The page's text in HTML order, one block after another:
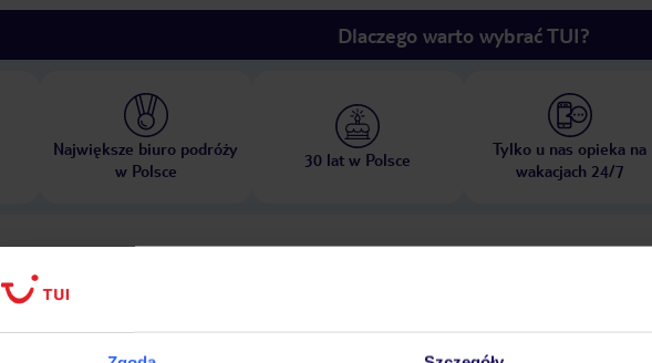
Dlaczego warto wybrać TUI?
Największe biuro podróży
w Polsce
30 lat w Polsce
Tylko u nas opieka na
wakacjach 24/7